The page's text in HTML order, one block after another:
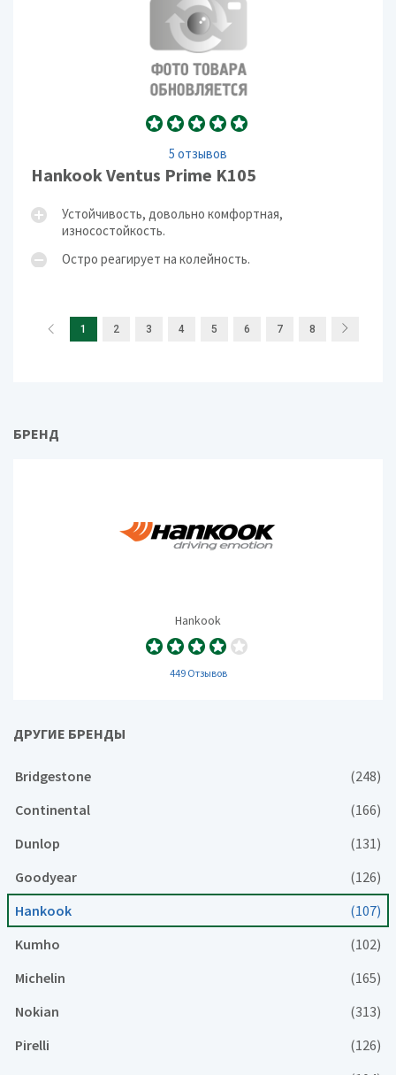
5 отзывов
Hankook Ventus Prime K105
Устойчивость, довольно комфортная,
износостойкость.
Остро реагирует на колейность.
1 2 3 4 5 6 7 8
БРЕНД
Hankook
449 Отзывов
ДРУГИЕ БРЕНДЫ
Bridgestone
(248)
Continental
(166)
Dunlop
(131)
Goodyear
(126)
Hankook
(107)
Kumho
(102)
Michelin
(165)
Nokian
(313)
Pirelli
(126)